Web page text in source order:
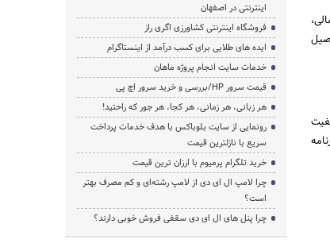
جستجو
اینترنتی در اصفهان
فروشگاه اینترنتی کشاورزی اگری راز
ایده های طلایی برای کسب درآمد از اینستاگرام
خدمات سایت انجام پروژه ماهان
قیمت سرور HP/بررسی و خرید سرور اچ پی
هر زبانی، هر زمانی، هر کجا، هر جور که راحتید!
رونمایی از سایت بلوباکس با هدف خدمات پرداخت
سریع با نازلترین قیمت
خرید تلگرام پرمیوم با ارزان ترین قیمت
چرا لامپ ال ای دی از لامپ رشته‌ای و کم مصرف بهتر
است؟
چرا پنل های ال ای دی سقفی فروش خوبی دارند؟